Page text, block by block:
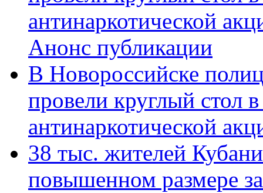
антинаркотической
Анонс публикации
В Новороссийске
провели круглый стол
антинаркотической
38 тыс. жителей
повышенном размере